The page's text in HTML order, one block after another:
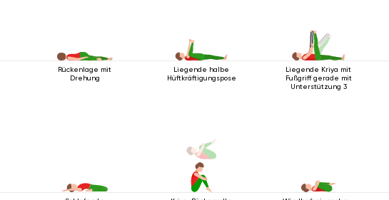
Rückenlage mit
Drehung
Liegende halbe
Hüftkräftigungspose
Liegende Kriya mit
Fußgriff gerade mit
Unterstützung 3